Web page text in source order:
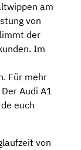
am
von
der
Im
Für mehr
Audi A1
euch
von